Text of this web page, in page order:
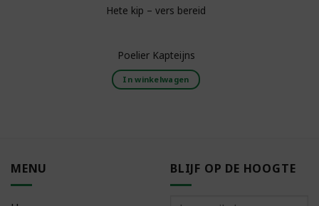
Hete kip – vers bereid
Poelier Kapteijns
In winkelwagen
MENU BLIJF OP DE HOOGTE